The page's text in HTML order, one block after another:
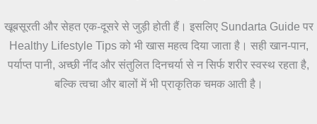
खूबसूरती और सेहत एक-दूसरे से जुड़ी होती हैं। इसलिए Sundarta Guide पर
Healthy Lifestyle Tips को भी खास महत्व दिया जाता है। सही खान-पान,
पर्याप्त पानी, अच्छी नींद और संतुलित दिनचर्या से न सिर्फ शरीर स्वस्थ रहता है,
बल्कि त्वचा और बालों में भी प्राकृतिक चमक आती है।